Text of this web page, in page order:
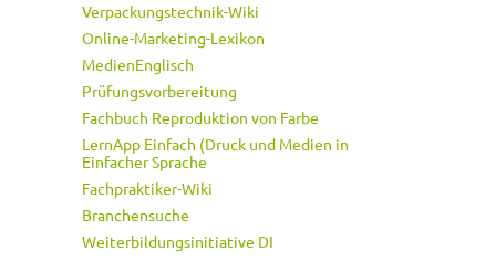
Verpackungstechnik-Wiki
Online-Marketing-Lexikon
MedienEnglisch
Prüfungsvorbereitung
Fachbuch Reproduktion von Farbe
LernApp Einfach (Druck und Medien in
Einfacher Sprache
Fachpraktiker-Wiki
Branchensuche
Weiterbildungsinitiative DI